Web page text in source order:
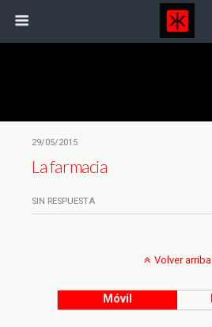
29/05/2015
La farmacia
SIN RESPUESTA
Volver arriba
Móvil